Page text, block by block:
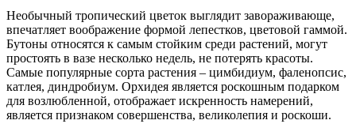
Необычный тропический цветок выглядит завораживающе,
впечатляет воображение формой лепестков, цветовой гаммой.
Бутоны относятся к самым стойким среди растений, могут
простоять в вазе несколько недель, не потерять красоты.
Самые популярные сорта растения – цимбидиум, фаленопсис,
катлея, диндробиум. Орхидея является роскошным подарком
для возлюбленной, отображает искренность намерений,
является признаком совершенства, великолепия и роскоши.